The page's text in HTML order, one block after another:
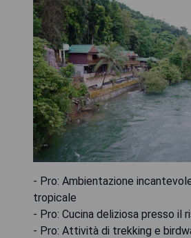
- Pro: Ambientazione
tropicale
- Pro: Cucina deliziosa presso il
- Pro: Attività di trekking e